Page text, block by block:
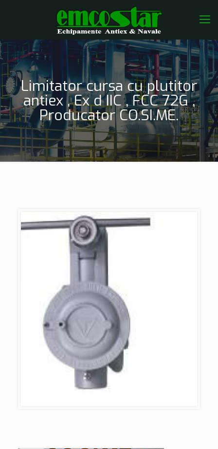
Limitator cursa cu plutitor
antiex , Ex d IIC , FCC 72G ,
Producator CO.SI.ME.